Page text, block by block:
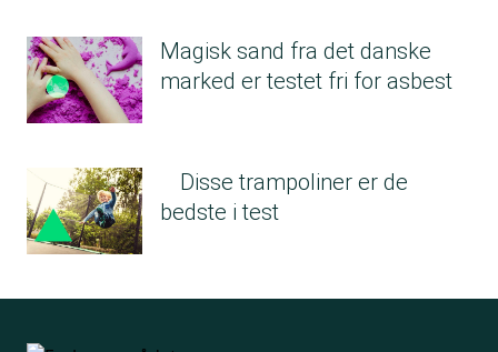
Magisk sand fra det danske
marked er testet fri for asbest
Disse trampoliner er de
bedste i test